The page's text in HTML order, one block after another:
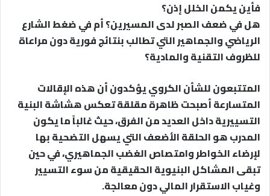
فأين يكمن الخلل إذن؟
هل في ضعف الصبر لدى المسيرين؟ أم في ضغط الشارع
الرياضي والجماهير التي تطالب بنتائج فورية دون مراعاة
للظروف التقنية والمادية؟
المتتبعون للشأن الكروي يؤكدون أن هذه الإقالات
المتسارعة أصبحت ظاهرة مقلقة تعكس هشاشة البنية
التسييرية داخل العديد من الفرق، حيث غالباً ما يكون
المدرب هو الحلقة الأضعف التي يسهل التضحية بها
لإرضاء الخواطر وامتصاص الغضب الجماهيري، في حين
تبقى المشاكل البنيوية الحقيقية من سوء التسيير
وغياب الاستقرار المالي دون معالجة.